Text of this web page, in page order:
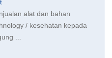
alat dan bahan
/ kesehatan kepada
...